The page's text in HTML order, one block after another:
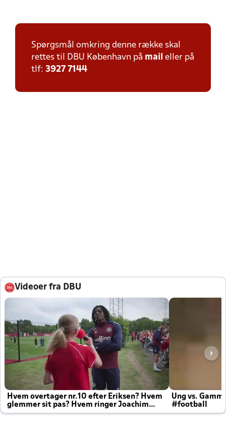
Spørgsmål omkring denne række skal
rettes til DBU København på mail eller på
tlf: 3927 7144
Videoer fra DBU
Hvem overtager nr.10 efter Eriksen? Hvem
glemmer sit pas? Hvem ringer Joachim
altid til efter kampe?
Ung vs.
#football